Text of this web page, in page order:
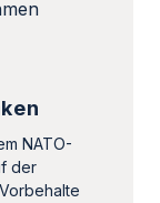
NATO-
der